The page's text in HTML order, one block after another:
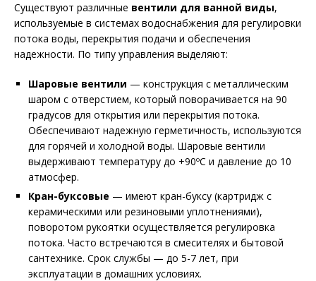
Существуют различные вентили для ванной виды,
используемые в системах водоснабжения для регулировки
потока воды, перекрытия подачи и обеспечения
надежности. По типу управления выделяют:
Шаровые вентили — конструкция с металлическим
шаром с отверстием, который поворачивается на 90
градусов для открытия или перекрытия потока.
Обеспечивают надежную герметичность, используются
для горячей и холодной воды. Шаровые вентили
выдерживают температуру до +90ºС и давление до 10
атмосфер.
Кран-буксовые — имеют кран-буксу (картридж с
керамическими или резиновыми уплотнениями),
поворотом рукоятки осуществляется регулировка
потока. Часто встречаются в смесителях и бытовой
сантехнике. Срок службы — до 5-7 лет, при
эксплуатации в домашних условиях.